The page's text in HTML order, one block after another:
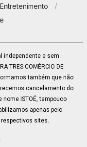
Entretenimento
independente e sem
TRES COMÉRCIO DE
também que não
cancelamento do
ISTOÉ, tampouco
apenas pelo
sites.